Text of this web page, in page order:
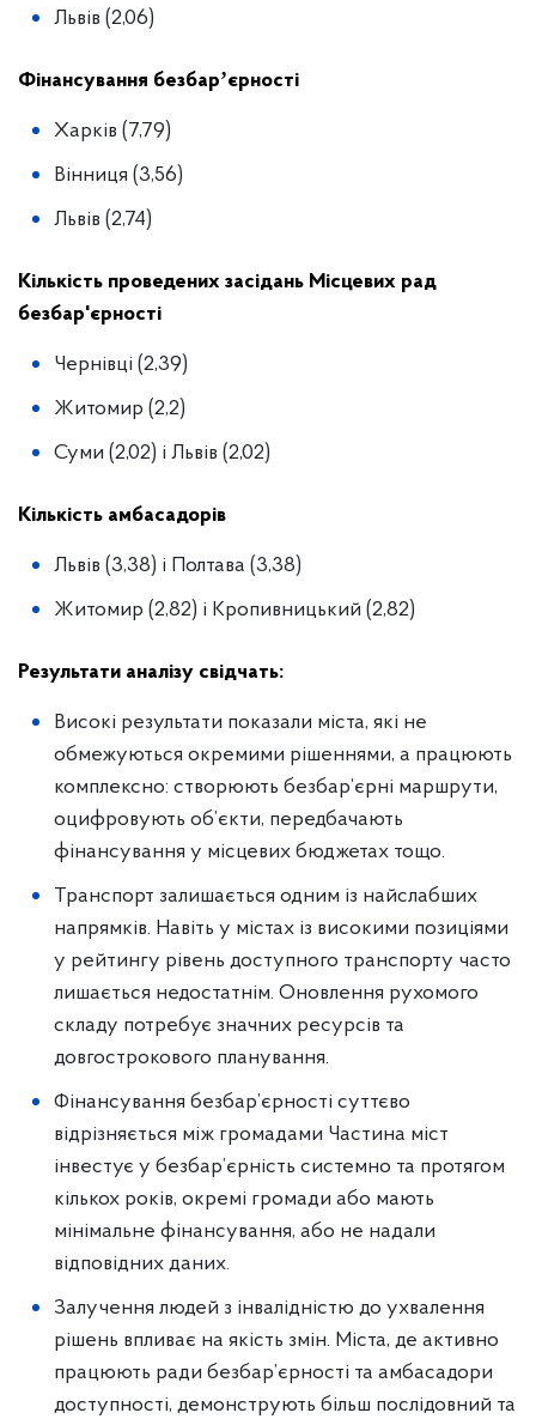
Львів (2,06)
Фінансування безбарʼєрності
Харків (7,79)
Вінниця (3,56)
Львів (2,74)
Кількість проведених засідань Місцевих рад
безбар'єрності
Чернівці (2,39)
Житомир (2,2)
Суми (2,02) і Львів (2,02)
Кількість амбасадорів
Львів (3,38) і Полтава (3,38)
Житомир (2,82) і Кропивницький (2,82)
Результати аналізу свідчать:
Високі результати показали міста, які не
обмежуються окремими рішеннями, а працюють
комплексно: створюють безбар’єрні маршрути,
оцифровують об’єкти, передбачають
фінансування у місцевих бюджетах тощо.
Транспорт залишається одним із найслабших
напрямків. Навіть у містах із високими позиціями
у рейтингу рівень доступного транспорту часто
лишається недостатнім. Оновлення рухомого
складу потребує значних ресурсів та
довгострокового планування.
Фінансування безбар’єрності суттєво
відрізняється між громадами Частина міст
інвестує у безбар’єрність системно та протягом
кількох років, окремі громади або мають
мінімальне фінансування, або не надали
відповідних даних.
Залучення людей з інвалідністю до ухвалення
рішень впливає на якість змін. Міста, де активно
працюють ради безбар’єрності та амбасадори
доступності, демонструють більш послідовний та